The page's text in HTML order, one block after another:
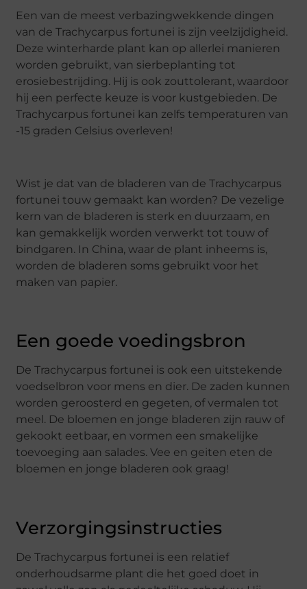
Een van de meest verbazingwekkende dingen
van de Trachycarpus fortunei is zijn veelzijdigheid.
Deze winterharde plant kan op allerlei manieren
worden gebruikt, van sierbeplanting tot
erosiebestrijding. Hij is ook zouttolerant, waardoor
hij een perfecte keuze is voor kustgebieden. De
Trachycarpus fortunei kan zelfs temperaturen van
-15 graden Celsius overleven!
Wist je dat van de bladeren van de Trachycarpus
fortunei touw gemaakt kan worden? De vezelige
kern van de bladeren is sterk en duurzaam, en
kan gemakkelijk worden verwerkt tot touw of
bindgaren. In China, waar de plant inheems is,
worden de bladeren soms gebruikt voor het
maken van papier.
Een goede voedingsbron
De Trachycarpus fortunei is ook een uitstekende
voedselbron voor mens en dier. De zaden kunnen
worden geroosterd en gegeten, of vermalen tot
meel. De bloemen en jonge bladeren zijn rauw of
gekookt eetbaar, en vormen een smakelijke
toevoeging aan salades. Vee en geiten eten de
bloemen en jonge bladeren ook graag!
Verzorgingsinstructies
De Trachycarpus fortunei is een relatief
onderhoudsarme plant die het goed doet in